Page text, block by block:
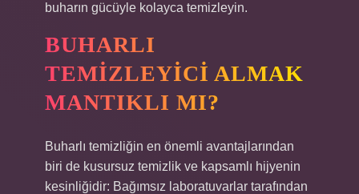
buharın gücüyle kolayca temizleyin.
BUHARLI
TEMIZLEYICI ALMAK
MANTIKLI MI?
Buharlı temizliğin en önemli avantajlarından
biri de kusursuz temizlik ve kapsamlı hijyenin
kesinliğidir: Bağımsız laboratuvarlar tarafından